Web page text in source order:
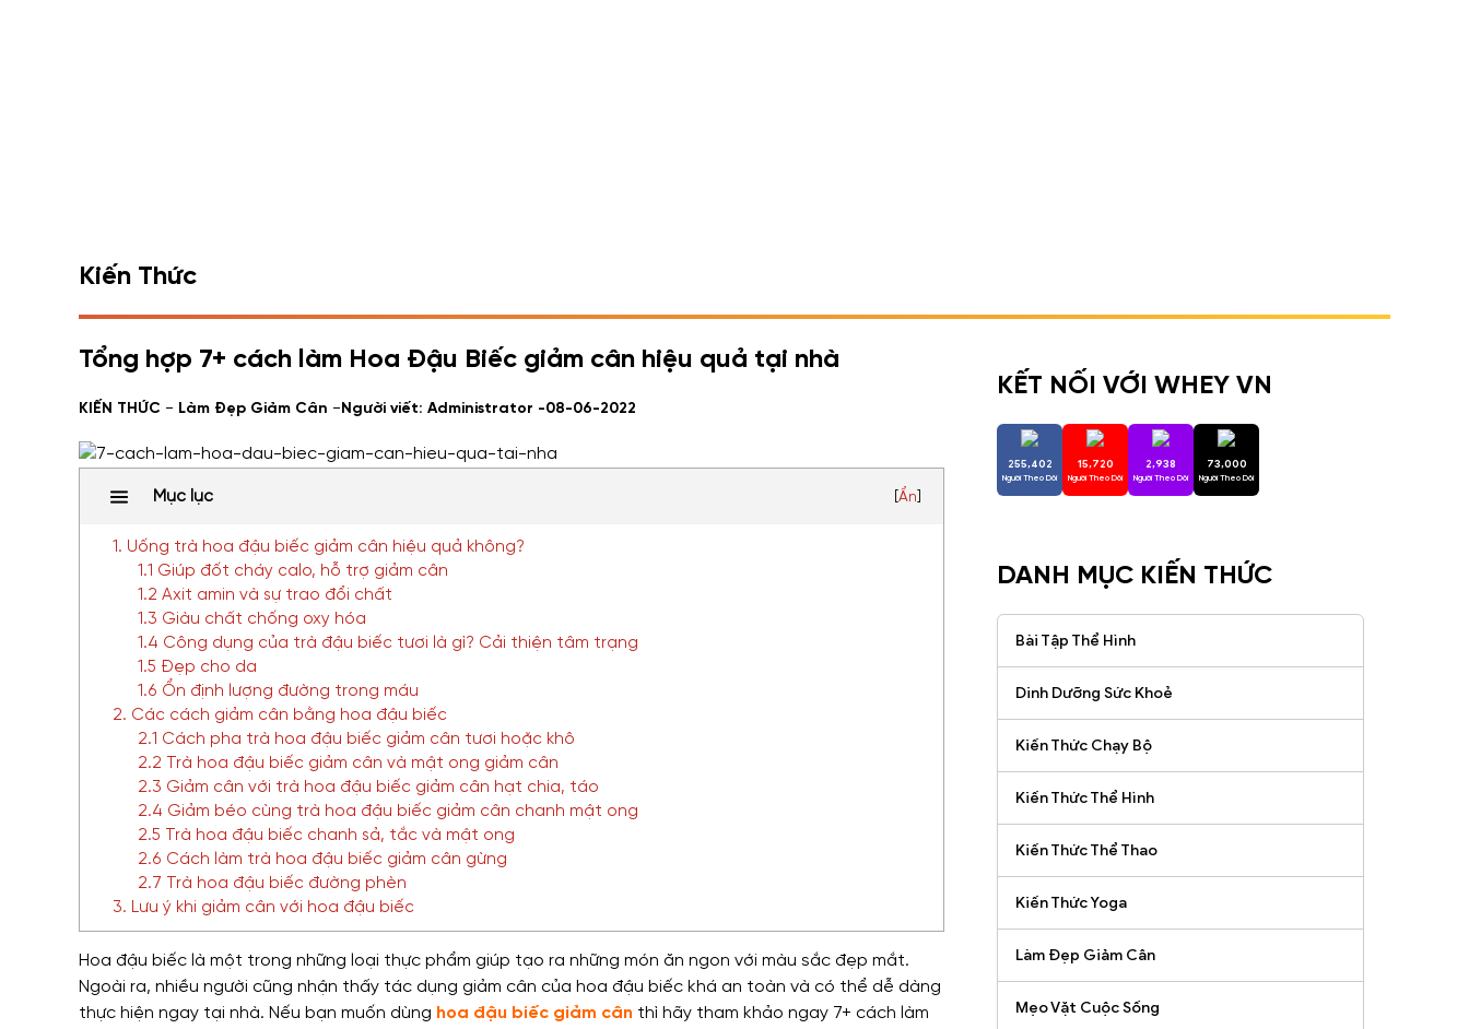
Kiến Thức
Tổng hợp 7+ cách làm Hoa Đậu Biếc giảm cân hiệu quả tại nhà
KIẾN THỨC - Làm Đẹp Giảm Cân -Người viết: Administrator -08-06-2022
Mục lục Ẩn
1. Uống trà hoa đậu biếc giảm cân hiệu quả không?
1.1 Giúp đốt cháy calo, hỗ trợ giảm cân
1.2 Axit amin và sự trao đổi chất
1.3 Giàu chất chống oxy hóa
1.4 Công dụng của trà đậu biếc tươi là gì? Cải thiện tâm trạng
1.5 Đẹp cho da
1.6 Ổn định lượng đường trong máu
2. Các cách giảm cân bằng hoa đậu biếc
2.1 Cách pha trà hoa đậu biếc giảm cân tươi hoặc khô
2.2 Trà hoa đậu biếc giảm cân và mật ong giảm cân
2.3 Giảm cân với trà hoa đậu biếc giảm cân hạt chia, táo
2.4 Giảm béo cùng trà hoa đậu biếc giảm cân chanh mật ong
2.5 Trà hoa đậu biếc chanh sả, tắc và mật ong
2.6 Cách làm trà hoa đậu biếc giảm cân gừng
2.7 Trà hoa đậu biếc đường phèn
3. Lưu ý khi giảm cân với hoa đậu biếc
Hoa đậu biếc là một trong những loại thực phẩm giúp tạo ra những món ăn ngon với màu sắc đẹp mắt.
Ngoài ra, nhiều người cũng nhận thấy tác dụng giảm cân của hoa đậu biếc khá an toàn và có thể dễ dàng
thực hiện ngay tại nhà. Nếu bạn muốn dùng hoa đậu biếc giảm cân thì hãy tham khảo ngay 7+ cách làm
KẾT NỐI VỚI WHEY VN
255,402
Người Theo Dõi
15,720
Người Theo Dõi
2,938
Người Theo Dõi
73,000
Người Theo Dõi
DANH MỤC KIẾN THỨC
Bài Tập Thể Hình
Dinh Dưỡng Sức Khoẻ
Kiến Thức Chạy Bộ
Kiến Thức Thể Hình
Kiến Thức Thể Thao
Kiến Thức Yoga
Làm Đẹp Giảm Cân
Mẹo Vặt Cuộc Sống